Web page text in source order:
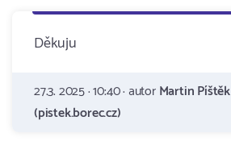
Děkuju
27.3. 2025 · 10:40 · autorMartin Píštěk
(pistek.borec.cz)